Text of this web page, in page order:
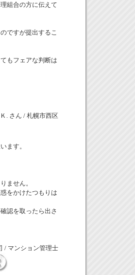
組合の方に伝えて
ですが提出するこ
もフェアな判断は
. さん / 札幌市西区
ます。
ません。
をかけたつもりは
認を取ったら出さ
マンション管理士